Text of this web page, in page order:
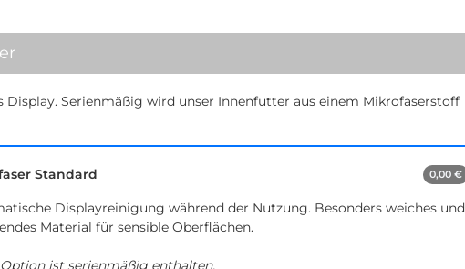
Display. Serienmäßig wird unser Innenfutter aus einem Mikrofaserstoff
Standard 0,00 €
Displayreinigung während der Nutzung. Besonders weiches und
Material für sensible Oberflächen.
ist serienmäßig enthalten.